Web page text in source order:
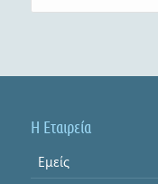
Η Εταιρεία
Εμείς